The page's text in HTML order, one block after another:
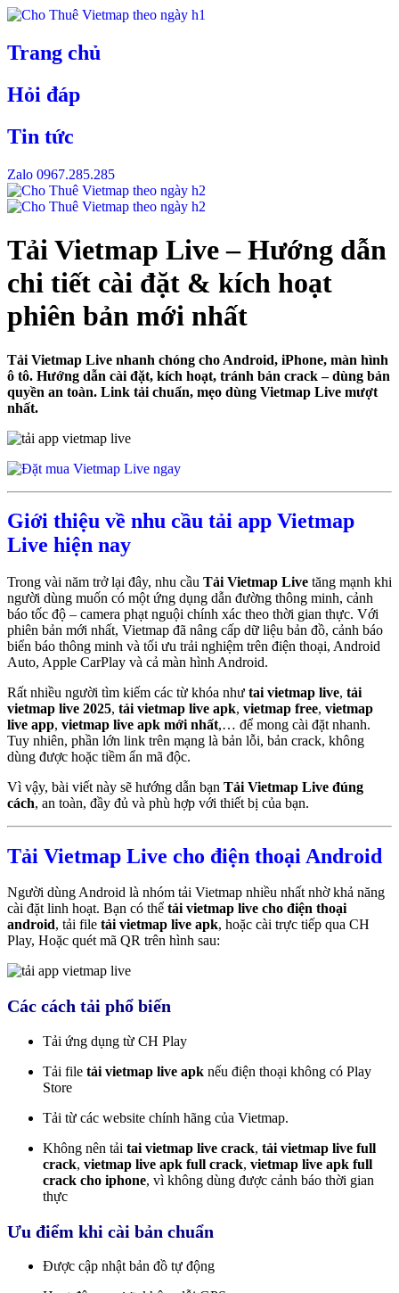
Skip
content
Trang chủ
Hỏi đáp
Tin tức
Zalo 0967.285.285
Tải Vietmap Live – Hướng dẫn
chi tiết cài đặt & kích hoạt
phiên bản mới nhất
Tải Vietmap Live nhanh chóng cho Android, iPhone, màn hình
ô tô. Hướng dẫn cài đặt, kích hoạt, tránh bản crack – dùng bản
quyền an toàn. Link tải chuẩn, mẹo dùng Vietmap Live mượt
nhất.
Giới thiệu về nhu cầu tải app Vietmap
Live hiện nay
Trong vài năm trở lại đây, nhu cầu Tải Vietmap Live tăng mạnh khi
người dùng muốn có một ứng dụng dẫn đường thông minh, cảnh
báo tốc độ – camera phạt nguội chính xác theo thời gian thực. Với
phiên bản mới nhất, Vietmap đã nâng cấp dữ liệu bản đồ, cảnh báo
biển báo thông minh và tối ưu trải nghiệm trên điện thoại, Android
Auto, Apple CarPlay và cả màn hình Android.
Rất nhiều người tìm kiếm các từ khóa như tai vietmap live, tải
vietmap live 2025, tải vietmap live apk, vietmap free, vietmap
live app, vietmap live apk mới nhất,… để mong cài đặt nhanh.
Tuy nhiên, phần lớn link trên mạng là bản lỗi, bản crack, không
dùng được hoặc tiềm ẩn mã độc.
Vì vậy, bài viết này sẽ hướng dẫn bạn Tải Vietmap Live đúng
cách, an toàn, đầy đủ và phù hợp với thiết bị của bạn.
Tải Vietmap Live cho điện thoại Android
Người dùng Android là nhóm tải Vietmap nhiều nhất nhờ khả năng
cài đặt linh hoạt. Bạn có thể tải vietmap live cho điện thoại
android, tải file tải vietmap live apk, hoặc cài trực tiếp qua CH
Play, Hoặc quét mã QR trên hình sau:
Các cách tải phổ biến
Tải ứng dụng từ CH Play
Tải file tải vietmap live apk nếu điện thoại không có Play
Store
Tải từ các website chính hãng của Vietmap.
Không nên tải tai vietmap live crack, tải vietmap live full
crack, vietmap live apk full crack, vietmap live apk full
crack cho iphone, vì không dùng được cảnh báo thời gian
thực
Ưu điểm khi cài bản chuẩn
Được cập nhật bản đồ tự động